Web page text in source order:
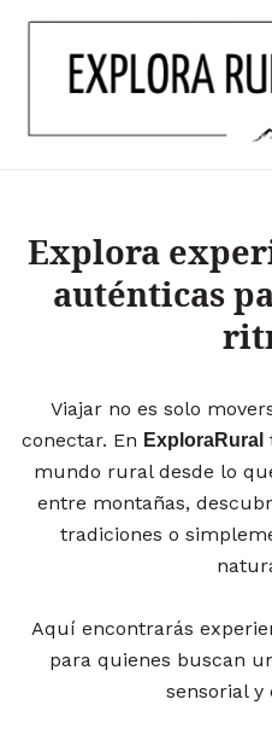
contenido
Explora
auténticas
Viajar no es solo
conectar. En ExploraRural
mundo rural desde lo
entre montañas,
tradiciones o
Aquí encontrarás
para quienes buscan
sensorial y